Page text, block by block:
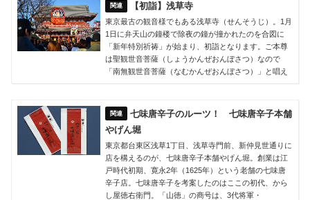
【初詣】浅草寺
東京最古の観音様でもある浅草寺（せんそうじ）。1月
1日に弁天山の鐘楼で除夜の鐘が撞かれたのを合図に
「新年特別祈祷」が始まり、初詣となります。ご本尊
は聖観世音菩薩（しょうかんぜおんぼさつ）なので
「南無観世音菩薩（なむかんぜおんぼさつ）」と唱え
七味唐辛子のルーツ！ 七味唐辛子本舗
やげん堀
東京都台東区浅草1丁目、浅草寺門前、新仲見世通りに
店を構えるのが、七味唐辛子本舗やげん堀。創業は江
戸時代初期、寛永2年（1625年）という老舗の七味唐
辛子店。七味唐辛子を考案したのはここの初代、から
し屋徳右衛門。「山徳」の商号は、3代将軍・